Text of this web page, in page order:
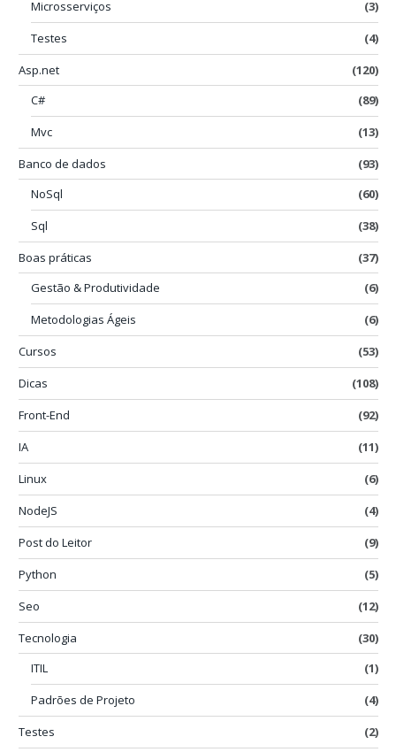
Microsserviços
(3)
Testes
(4)
Asp.net
(120)
C#
(89)
Mvc
(13)
Banco de dados
(93)
NoSql
(60)
Sql
(38)
Boas práticas
(37)
Gestão & Produtividade
(6)
Metodologias Ágeis
(6)
Cursos
(53)
Dicas
(108)
Front-End
(92)
IA
(11)
Linux
(6)
NodeJS
(4)
Post do Leitor
(9)
Python
(5)
Seo
(12)
Tecnologia
(30)
ITIL
(1)
Padrões de Projeto
(4)
Testes
(2)